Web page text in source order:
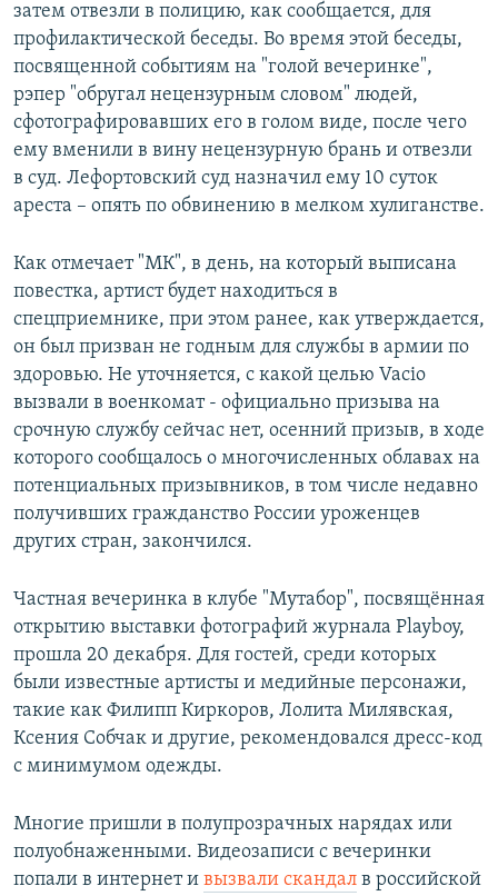
затем отвезли в полицию, как сообщается, для
профилактической беседы. Во время этой беседы,
посвященной событиям на "голой вечеринке",
рэпер "обругал нецензурным словом" людей,
сфотографировавших его в голом виде, после чего
ему вменили в вину нецензурную брань и отвезли
в суд. Лефортовский суд назначил ему 10 суток
ареста – опять по обвинению в мелком хулиганстве.
Как отмечает "МК", в день, на который выписана
повестка, артист будет находиться в
спецприемнике, при этом ранее, как утверждается,
он был призван не годным для службы в армии по
здоровью. Не уточняется, с какой целью Vacio
вызвали в военкомат - официально призыва на
срочную службу сейчас нет, осенний призыв, в ходе
которого сообщалось о многочисленных облавах на
потенциальных призывников, в том числе недавно
получивших гражданство России уроженцев
других стран, закончился.
Частная вечеринка в клубе "Мутабор", посвящённая
открытию выставки фотографий журнала Playboy,
прошла 20 декабря. Для гостей, среди которых
были известные артисты и медийные персонажи,
такие как Филипп Киркоров, Лолита Милявская,
Ксения Собчак и другие, рекомендовался дресс-код
с минимумом одежды.
Многие пришли в полупрозрачных нарядах или
полуобнаженными. Видеозаписи с вечеринки
попали в интернет и вызвали скандал в российской